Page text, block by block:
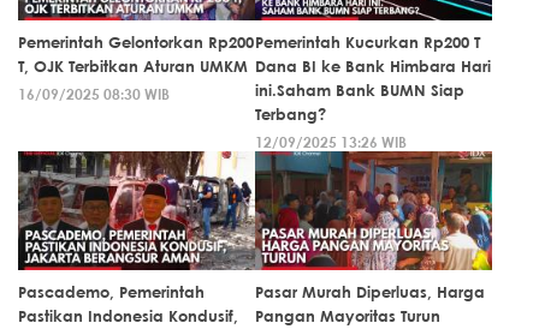
Pemerintah Gelontorkan Rp200
T, OJK Terbitkan Aturan UMKM
16/09/2025 08:30 WIB
Pemerintah Kucurkan Rp200 T
Dana BI ke Bank Himbara Hari
ini.Saham Bank BUMN Siap
Terbang?
12/09/2025 13:26 WIB
Pascademo, Pemerintah
Pastikan Indonesia Kondusif,
Pasar Murah Diperluas, Harga
Pangan Mayoritas Turun